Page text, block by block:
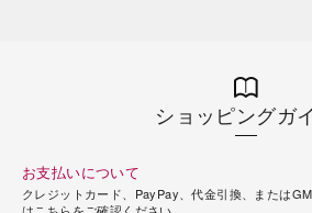
ショッピングガ
お支払いについて
クレジットカード、PayPay、代金引換、または